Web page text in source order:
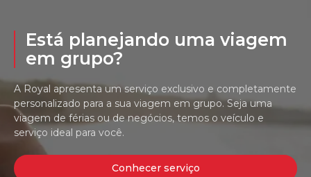
Está planejando uma viagem
em grupo?
A Royal apresenta um serviço exclusivo e completamente
personalizado para a sua viagem em grupo. Seja uma
viagem de férias ou de negócios, temos o veículo e
serviço ideal para você.
Conhecer serviço